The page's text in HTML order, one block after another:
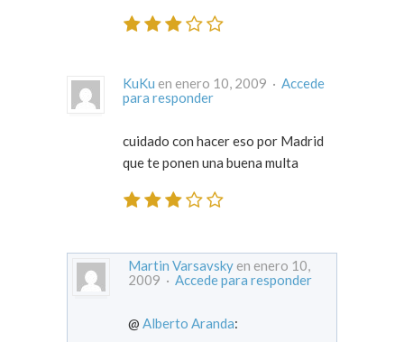
KuKu en enero 10, 2009 · Accede
para responder
cuidado con hacer eso por Madrid
que te ponen una buena multa
Martin Varsavsky en enero 10,
2009 · Accede para responder
@ Alberto Aranda: